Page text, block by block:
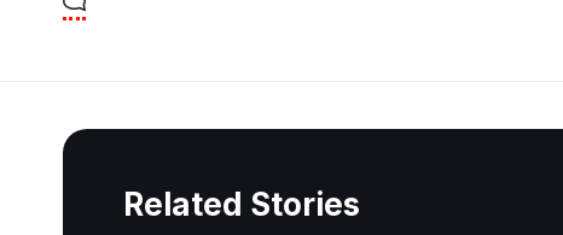
Related Stories